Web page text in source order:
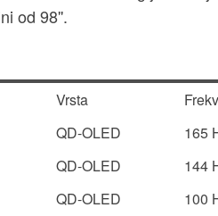
od 98''.
Vrsta
QD-OLED
165
QD-OLED
144
QD-OLED
100